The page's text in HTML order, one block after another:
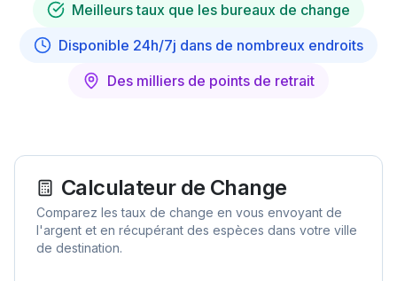
Meilleurs taux que les bureaux de change
Disponible 24h/7j dans de nombreux endroits
Des milliers de points de retrait
Calculateur de Change
Comparez les taux de change en vous envoyant de
l'argent et en récupérant des espèces dans votre ville
de destination.